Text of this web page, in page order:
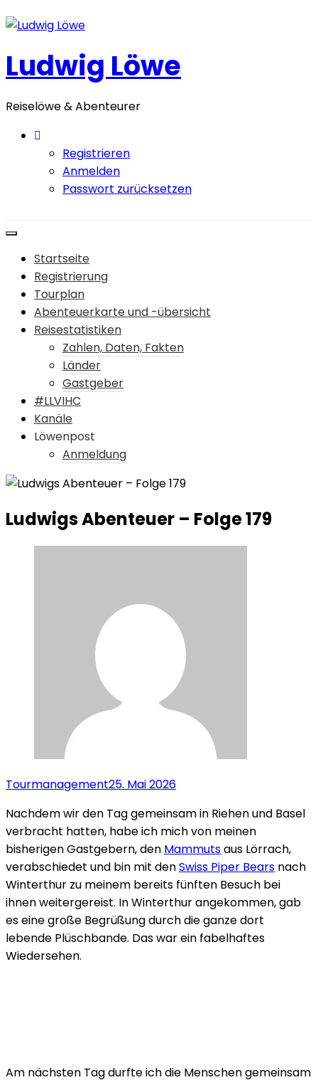
Zum
Inhalt
Ludwig Löwe
Reiselöwe & Abenteurer
Registrieren
Anmelden
Passwort zurücksetzen
Startseite
Registrierung
Tourplan
Abenteuerkarte und -übersicht
Reisestatistiken
Zahlen, Daten, Fakten
Länder
Gastgeber
#LLVIHC
Kanäle
Löwenpost
Anmeldung
Ludwigs Abenteuer – Folge 179
Tourmanagement25. Mai 2026
Nachdem wir den Tag gemeinsam in Riehen und Basel
verbracht hatten, habe ich mich von meinen
bisherigen Gastgebern, den Mammutsaus Lörrach,
verabschiedet und bin mit denSwiss Piper Bears nach
Winterthur zu meinem bereits fünften Besuch bei
ihnen weitergereist. In Winterthur angekommen, gab
es eine große Begrüßung durch die ganze dort
lebende Plüschbande. Das war ein fabelhaftes
Wiedersehen.
Am nächsten Tag durfte ich die Menschen gemeinsam